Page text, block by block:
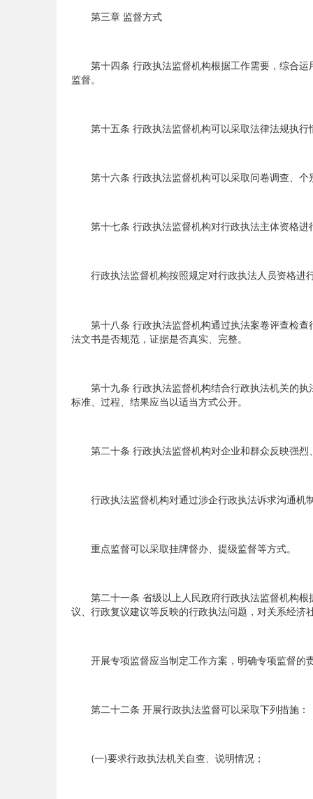
第三章 监督方式
第十四条 行政执法监督机构根据工作需要，综合运
监督。
第十五条 行政执法监督机构可以采取法律法规执行
第十六条 行政执法监督机构可以采取问卷调查、个
第十七条 行政执法监督机构对行政执法主体资格进
行政执法监督机构按照规定对行政执法人员资格进
第十八条 行政执法监督机构通过执法案卷评查检查
法文书是否规范，证据是否真实、完整。
第十九条 行政执法监督机构结合行政执法机关的执
标准、过程、结果应当以适当方式公开。
第二十条 行政执法监督机构对企业和群众反映强烈
行政执法监督机构对通过涉企行政执法诉求沟通机
重点监督可以采取挂牌督办、提级监督等方式。
第二十一条 省级以上人民政府行政执法监督机构根
议、行政复议建议等反映的行政执法问题，对关系经
开展专项监督应当制定工作方案，明确专项监督的
第二十二条 开展行政执法监督可以采取下列措施：
(一)要求行政执法机关自查、说明情况；